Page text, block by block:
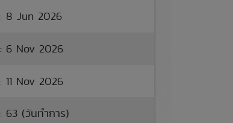
: 8 Jun 2026
: 6 Nov 2026
: 11 Nov 2026
: 63 (วันทำการ)